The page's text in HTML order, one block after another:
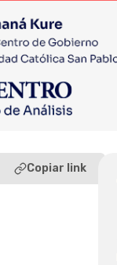
Copiar link